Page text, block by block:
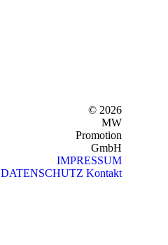
© 2026
MW
Promotion
GmbH
IMPRESSUM
DATENSCHUTZ Kontakt